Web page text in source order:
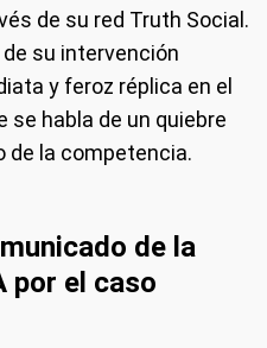
de su red Truth Social.
su intervención
y feroz réplica en el
se habla de un quiebre
de la competencia.
de la
por el caso